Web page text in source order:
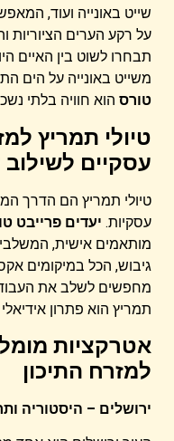
שייט באונייה ועוד,
על רקע הערים הציוריות
תבחרו לשוט בין האיים
משייט באונייה על הים
טורס הוא חוויה בלתי
טיולי תמריץ
עסקיים לשילוב
טיולי תמריץ הם הדרך
עסקיות. יעדים פרייבט
מותאמים אישית,
גיבוש, הכל במיקומים
מחפשים לשלב את
תמריץ הוא פתרון
אטרקציות
למזרח התיכון
ירושלים – היסטוריה